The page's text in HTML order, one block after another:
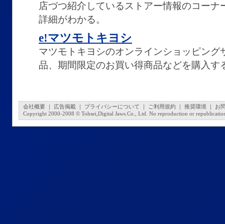
店づつ紹介しているストアー情報のコー
詳細がわかる。
e!マツモトキヨシ
マツモトキヨシのオンラインショッピング
品、期間限定のお買い得商品などを購入す
会社概要 広告掲載 プライバシーについて ご利用規約 推奨環境
お
Copyright 2000-2008 © Tohsei,Digital Jaws.Co., Ltd. No reproduction or